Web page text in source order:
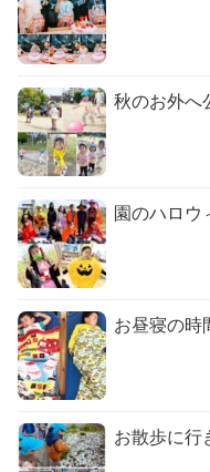
秋のお外へ
園のハロウ
お昼寝の時
お散歩に行